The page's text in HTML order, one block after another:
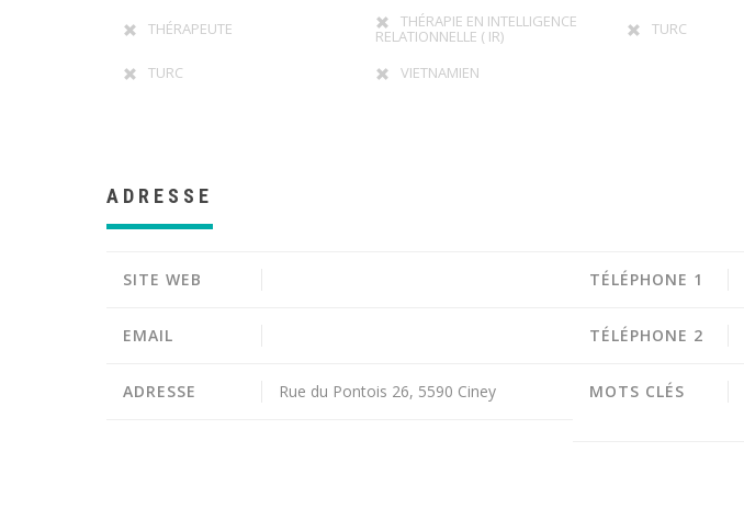
THÉRAPEUTE THÉRAPIE EN INTELLIGENCE
RELATIONNELLE ( IR) TURC
TURC VIETNAMIEN
ADRESSE
SITE WEB
EMAIL
ADRESSE Rue du Pontois 26, 5590 Ciney
TÉLÉPHONE 1
TÉLÉPHONE 2
MOTS CLÉS